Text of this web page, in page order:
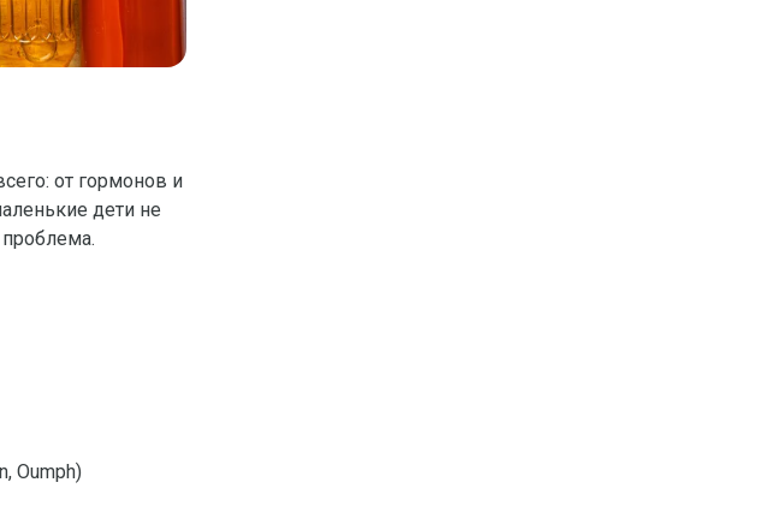
от гормонов и
дети не
проблема.
Oumph)